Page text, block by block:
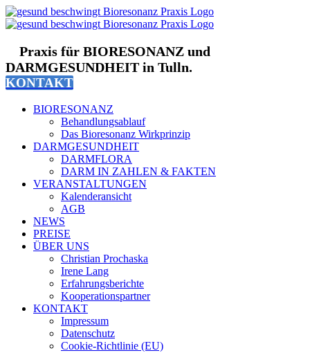
Zum
Inhalt
Praxis für BIORESONANZ und
DARMGESUNDHEIT in Tulln.
KONTAKT
BIORESONANZ
Behandlungsablauf
Das Bioresonanz Wirkprinzip
DARMGESUNDHEIT
DARMFLORA
DARM IN ZAHLEN & FAKTEN
VERANSTALTUNGEN
Kalenderansicht
AGB
NEWS
PREISE
ÜBER UNS
Christian Prochaska
Irene Lang
Erfahrungsberichte
Kooperationspartner
KONTAKT
Impressum
Datenschutz
Cookie-Richtlinie (EU)